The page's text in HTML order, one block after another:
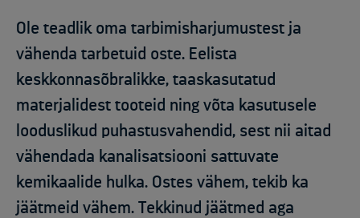
Ole teadlik oma tarbimisharjumustest ja
vähenda tarbetuid oste. Eelista
keskkonnasõbralikke, taaskasutatud
materjalidest tooteid ning võta kasutusele
looduslikud puhastusvahendid, sest nii aitad
vähendada kanalisatsiooni sattuvate
kemikaalide hulka. Ostes vähem, tekib ka
jäätmeid vähem. Tekkinud jäätmed aga